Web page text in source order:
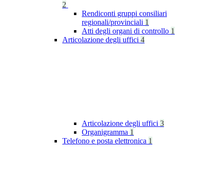
2
Rendiconti gruppi consiliari
regionali/provinciali 1
Atti degli organi di controllo 1
Articolazione degli uffici 4
Articolazione degli uffici 3
Organigramma 1
Telefono e posta elettronica 1